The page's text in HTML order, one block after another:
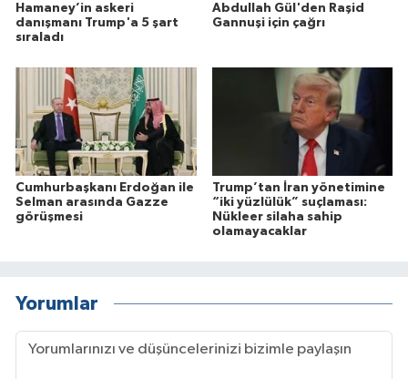
Hamaney’in askeri
danışmanı Trump'a 5 şart
sıraladı
Abdullah Gül'den Raşid
Gannuşi için çağrı
Cumhurbaşkanı Erdoğan ile
Selman arasında Gazze
görüşmesi
Trump’tan İran yönetimine
“iki yüzlülük” suçlaması:
Nükleer silaha sahip
olamayacaklar
Yorumlar